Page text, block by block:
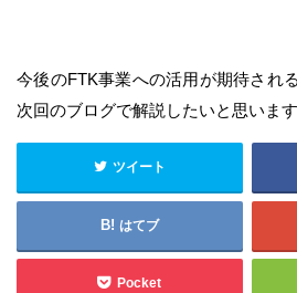
今後のFTK事業への活用が期待され
次回のブログで解説したいと思います
ツイート
はてブ
Pocket